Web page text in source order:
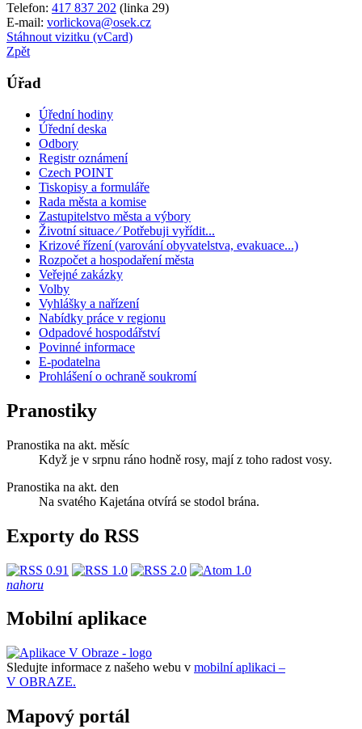
Telefon: 417 837 202 (linka 29)
E-mail: vorlickova@osek.cz
Stáhnout vizitku (vCard)
Zpět
Úřad
Úřední hodiny
Úřední deska
Odbory
Registr oznámení
Czech POINT
Tiskopisy a formuláře
Rada města a komise
Zastupitelstvo města a výbory
Životní situace ⁄ Potřebuji vyřídit...
Krizové řízení (varování obyvatelstva, evakuace...)
Rozpočet a hospodaření města
Veřejné zakázky
Volby
Vyhlášky a nařízení
Nabídky práce v regionu
Odpadové hospodářství
Povinné informace
E-podatelna
Prohlášení o ochraně soukromí
Pranostiky
Pranostika na akt. měsíc
Když je v srpnu ráno hodně rosy, mají z toho radost vosy.
Pranostika na akt. den
Na svatého Kajetána otvírá se stodol brána.
Exporty do RSS
nahoru
Mobilní aplikace
Sledujte informace z našeho webu v mobilní aplikaci –
V OBRAZE.
Mapový portál